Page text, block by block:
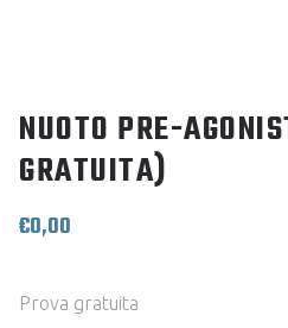
NUOTO PRE-
GRATUITA)
€0,00
Prova gratuita